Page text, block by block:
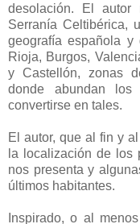
desolación. El autor
Serranía Celtibérica,
geografía española y
Rioja, Burgos,
y Castellón, zonas
donde abundan
convertirse en tales.
El autor, que al fin y
la localización de los
nos presenta y
últimos habitantes.
Inspirado, o al